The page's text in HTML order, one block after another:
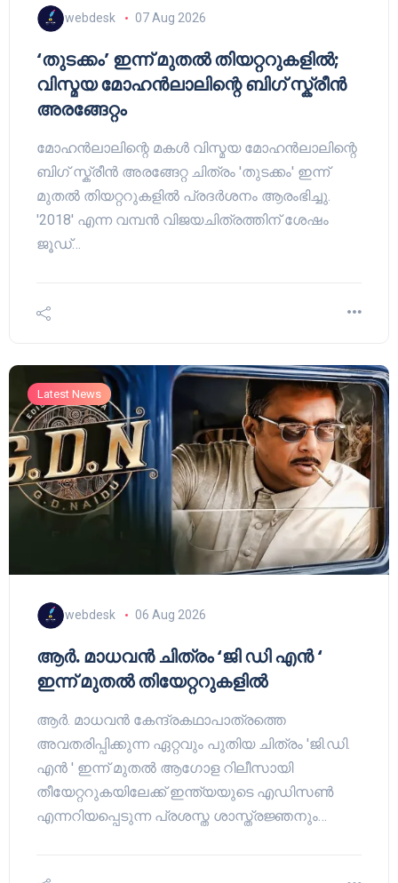
webdesk 07 Aug 2026
‘തുടക്കം’ ഇന്ന് മുതൽ തിയറ്ററുകളിൽ;
വിസ്മയ മോഹൻലാലിന്റെ ബിഗ് സ്ക്രീൻ
അരങ്ങേറ്റം
മോഹൻലാലിന്റെ മകൾ വിസ്മയ മോഹൻലാലിന്റെ
ബിഗ് സ്ക്രീൻ അരങ്ങേറ്റ ചിത്രം 'തുടക്കം' ഇന്ന്
മുതൽ തിയറ്ററുകളിൽ പ്രദർശനം ആരംഭിച്ചു.
'2018' എന്ന വമ്പൻ വിജയചിത്രത്തിന് ശേഷം
ജൂഡ്…
Latest News
webdesk 06 Aug 2026
ആർ. മാധവൻ ചിത്രം ‘ജി ഡി എൻ ‘
ഇന്ന് മുതൽ തിയേറ്ററുകളിൽ
ആർ. മാധവൻ കേന്ദ്രകഥാപാത്രത്തെ
അവതരിപ്പിക്കുന്ന ഏറ്റവും പുതിയ ചിത്രം 'ജി.ഡി.
എൻ ' ഇന്ന് മുതൽ ആഗോള റിലീസായി
തീയേറ്ററുകയിലേക്ക് ​ഇന്ത്യയുടെ എഡിസൺ
എന്നറിയപ്പെടുന്ന പ്രശസ്ത ശാസ്ത്രജ്ഞനും…